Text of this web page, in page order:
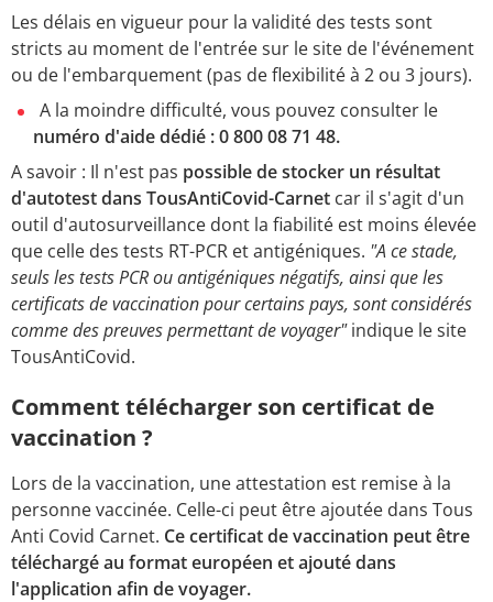
Les délais en vigueur pour la validité des tests sont
stricts au moment de l'entrée sur le site de l'événement
ou de l'embarquement (pas de flexibilité à 2 ou 3 jours).
A la moindre difficulté, vous pouvez consulter le
numéro d'aide dédié : 0 800 08 71 48.
A savoir : Il n'est pas possible de stocker un résultat
d'autotest dans TousAntiCovid-Carnet car il s'agit d'un
outil d'autosurveillance dont la fiabilité est moins élevée
que celle des tests RT-PCR et antigéniques. "A ce stade,
seuls les tests PCR ou antigéniques négatifs, ainsi que les
certificats de vaccination pour certains pays, sont considérés
comme des preuves permettant de voyager"indique le site
TousAntiCovid.
Comment télécharger son certificat de
vaccination ?
Lors de la vaccination, une attestation est remise à la
personne vaccinée. Celle-ci peut être ajoutée dans Tous
Anti Covid Carnet. Ce certificat de vaccination peut être
téléchargé au format européen et ajouté dans
l'application afin de voyager.